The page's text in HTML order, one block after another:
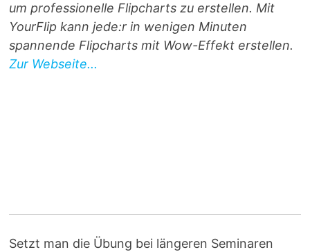
um professionelle Flipcharts zu erstellen. Mit
YourFlip kann jede:r in wenigen Minuten
spannende Flipcharts mit Wow-Effekt erstellen.
Zur Webseite...
Setzt man die Übung bei längeren Seminaren